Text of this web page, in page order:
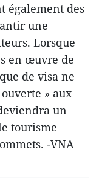
également des
une
Lorsque
en œuvre de
de visa ne
» aux
un
tourisme
-VNA